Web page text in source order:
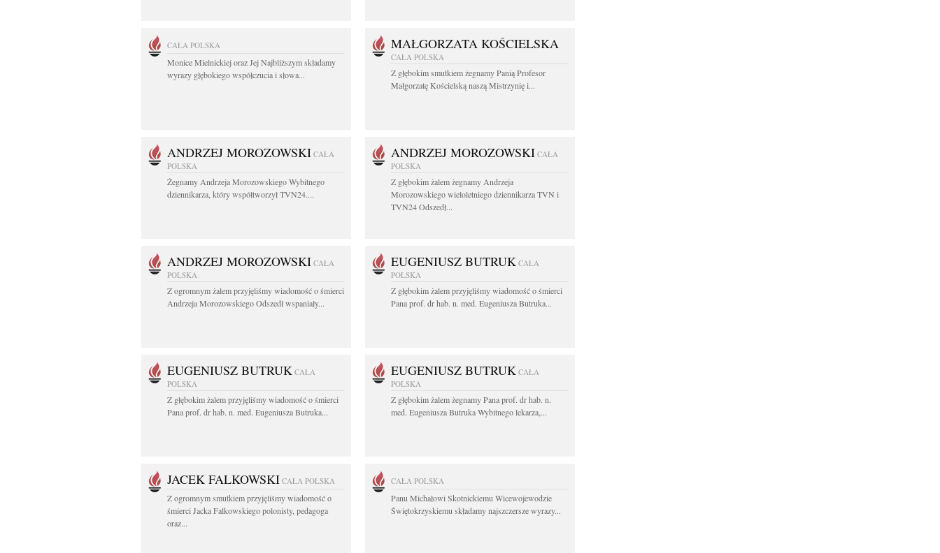
CAŁA POLSKA
Monice Mielnickiej oraz Jej Najbliższym składamy
wyrazy głębokiego współczucia i słowa...
MAŁGORZATA KOŚCIELSKA
CAŁA POLSKA
Z głębokim smutkiem żegnamy Panią Profesor
Małgorzatę Kościelską naszą Mistrzynię i...
ANDRZEJ MOROZOWSKI CAŁA
POLSKA
Żegnamy Andrzeja Morozowskiego Wybitnego
dziennikarza, który współtworzył TVN24....
ANDRZEJ MOROZOWSKI CAŁA
POLSKA
Z głębokim żalem żegnamy Andrzeja
Morozowskiego wieloletniego dziennikarza TVN i
TVN24 Odszedł...
ANDRZEJ MOROZOWSKI CAŁA
POLSKA
Z ogromnym żalem przyjęliśmy wiadomość o śmierci
Andrzeja Morozowskiego Odszedł wspaniały...
EUGENIUSZ BUTRUK CAŁA
POLSKA
Z głębokim żalem przyjęliśmy wiadomość o śmierci
Pana prof. dr hab. n. med. Eugeniusza Butruka...
EUGENIUSZ BUTRUK CAŁA
POLSKA
Z głębokim żalem przyjęliśmy wiadomość o śmierci
Pana prof. dr hab. n. med. Eugeniusza Butruka...
EUGENIUSZ BUTRUK CAŁA
POLSKA
Z głębokim żalem żegnamy Pana prof. dr hab. n.
med. Eugeniusza Butruka Wybitnego lekarza,...
JACEK FALKOWSKI CAŁA POLSKA
Z ogromnym smutkiem przyjęliśmy wiadomość o
śmierci Jacka Falkowskiego polonisty, pedagoga
oraz...
CAŁA POLSKA
Panu Michałowi Skotnickiemu Wicewojewodzie
Świętokrzyskiemu składamy najszczersze wyrazy...